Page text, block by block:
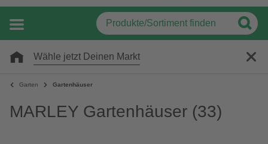
Wähle jetzt Deinen Markt
Garten Gartenhäuser
MARLEY Gartenhäuser (33)